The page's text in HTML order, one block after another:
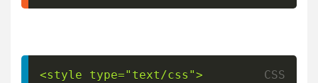
<style type="text/css">